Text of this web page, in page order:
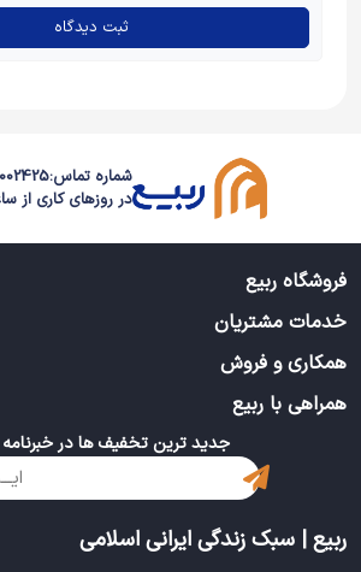
ثبت دیدگاه
شماره تماس:
در روزهای کاری از ساعت 9
فروشگاه ربیع
خدمات مشتریان
همکاری و فروش
همراهی با ربیع
جدید ترین تخفیف ها در خبرنامه
ربیع | سبک زندگی ایرانی اسلامی